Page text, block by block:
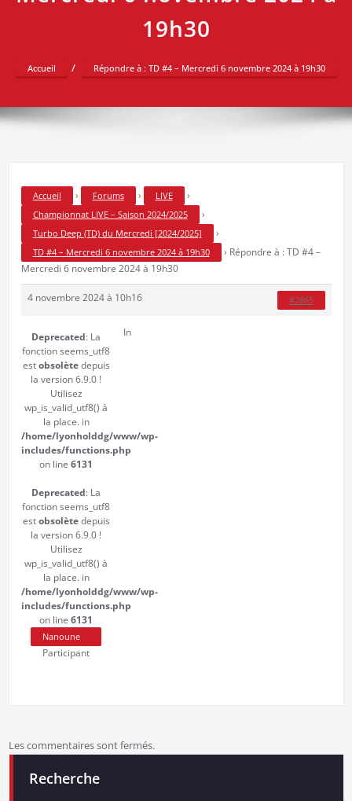
19h30
Accueil Répondre à : TD #4 – Mercredi 6 novembre 2024 à 19h30
Accueil › Forums › LIVE ›
Championnat LIVE – Saison 2024/2025 ›
Turbo Deep (TD) du Mercredi [2024/2025] ›
TD #4 – Mercredi 6 novembre 2024 à 19h30 › Répondre à : TD #4 –
Mercredi 6 novembre 2024 à 19h30
4 novembre 2024 à 10h16 #2865
Deprecated: La
fonction seems_utf8
estobsolètedepuis
la version 6.9.0 !
Utilisez
wp_is_valid_utf8() à
la place. in
/home/lyonholddg/www/wp-
includes/functions.php
on line 6131
Deprecated: La
fonction seems_utf8
estobsolètedepuis
la version 6.9.0 !
Utilisez
wp_is_valid_utf8() à
la place. in
/home/lyonholddg/www/wp-
includes/functions.php
on line 6131
Nanoune
Participant
In
Les commentaires sont fermés.
Recherche